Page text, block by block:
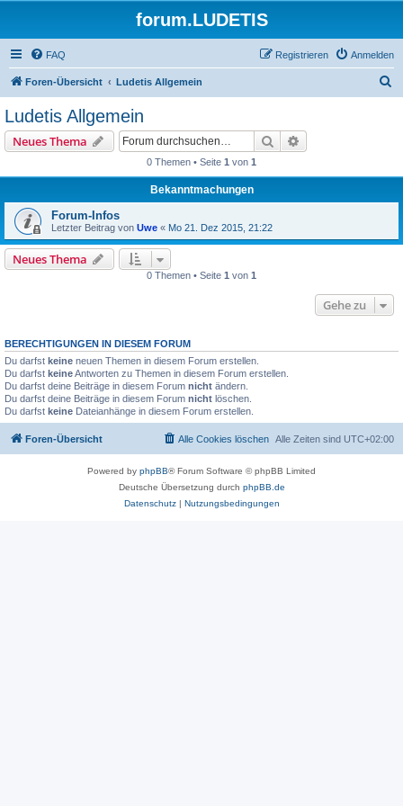
forum.LUDETIS
FAQ Anmelden
Registrieren
Foren-Übersicht Ludetis Allgemein
Ludetis Allgemein
Neues Thema Suche
0 Themen • Seite 1 von 1
Bekanntmachungen
Forum-Infos
Letzter Beitrag von Uwe « Mo 21. Dez 2015, 21:22
Neues Thema
0 Themen • Seite 1 von 1
Gehe zu
BERECHTIGUNGEN IN DIESEM FORUM
Du darfst keine neuen Themen in diesem Forum erstellen.
Du darfst keineAntworten zu Themen in diesem Forum erstellen.
Du darfst deine Beiträge in diesem Forum nicht ändern.
Du darfst deine Beiträge in diesem Forum nicht löschen.
Du darfst keine Dateianhänge in diesem Forum erstellen.
Foren-Übersicht Alle Zeiten sind UTC+02:00
Alle Cookies löschen
Powered by phpBB® Forum Software © phpBB Limited
Deutsche Übersetzung durch phpBB.de
Datenschutz| Nutzungsbedingungen